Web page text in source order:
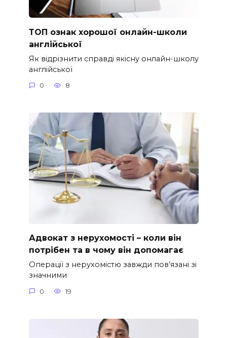
ТОП ознак хорошої онлайн-школи
англійської
Як відрізнити справді якісну онлайн-школу
англійської
0 8
Адвокат з нерухомості – коли він
потрібен та в чому він допомагає
Операції з нерухомістю завжди пов’язані зі
значними
0 19